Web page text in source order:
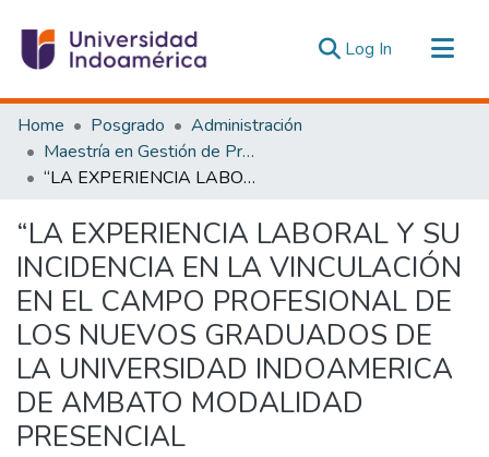
Log In (current)
Communities & Collections
All of DSpace
Statistics
Home Posgrado
Administración
Maestría en Gestión de Proyectos Socioproductivos
“LA EXPERIENCIA LABORAL Y SU INCIDENCIA EN LA VINCULACIÓN EN EL CAMPO PROFESIONAL DE LOS NUEVOS GRADUADOS DE LA UNIVERSIDAD INDOAMERICA DE AMBATO MODALIDAD PRESENCIAL
“LA EXPERIENCIA LABORAL Y SU
INCIDENCIA EN LA VINCULACIÓN
EN EL CAMPO PROFESIONAL DE
LOS NUEVOS GRADUADOS DE
LA UNIVERSIDAD INDOAMERICA
DE AMBATO MODALIDAD
PRESENCIAL